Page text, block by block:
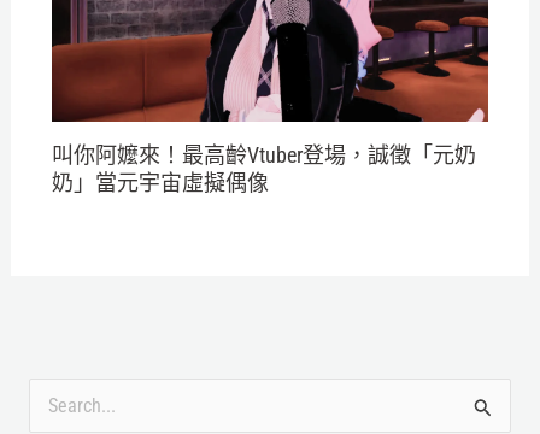
叫你阿嬤來！最高齡Vtuber登場，誠徵「元奶
奶」當元宇宙虛擬偶像